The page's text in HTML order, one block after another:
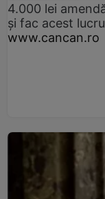
4.000 lei
și fac acest
www.cancan.ro